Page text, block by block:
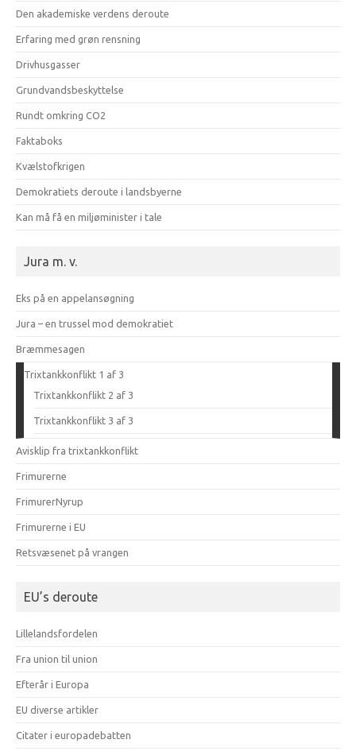
Den akademiske verdens deroute
Erfaring med grøn rensning
Drivhusgasser
Grundvandsbeskyttelse
Rundt omkring CO2
Faktaboks
Kvælstofkrigen
Demokratiets deroute i landsbyerne
Kan må få en miljøminister i tale
Jura m. v.
Eks på en appelansøgning
Jura – en trussel mod demokratiet
Bræmmesagen
Trixtankkonflikt 1 af 3
Trixtankkonflikt 2 af 3
Trixtankkonflikt 3 af 3
Avisklip fra trixtankkonflikt
Frimurerne
FrimurerNyrup
Frimurerne i EU
Retsvæsenet på vrangen
EU’s deroute
Lillelandsfordelen
Fra union til union
Efterår i Europa
EU diverse artikler
Citater i europadebatten